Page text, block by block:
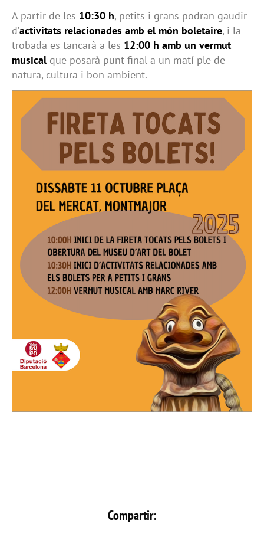
A partir de les 10:30 h, petits i grans podran gaudir
d’activitats relacionades amb el món boletaire, i la
trobada es tancarà a les 12:00 h amb un vermut
musicalque posarà punt final a un matí ple de
natura, cultura i bon ambient.
Compartir: